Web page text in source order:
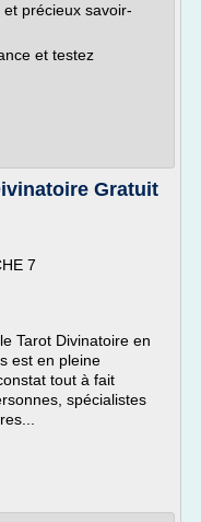
précieux savoir-
et testez
Gratuit
7
Tarot Divinatoire en
est en pleine
tout à fait
spécialistes